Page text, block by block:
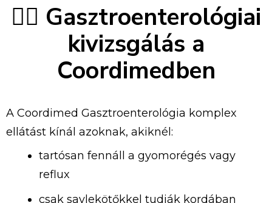
👨‍⚕️ Gasztroenterológiai
kivizsgálás a
Coordimedben
A Coordimed Gasztroenterológia komplex
ellátást kínál azoknak, akiknél:
tartósan fennáll a gyomorégés vagy
reflux
csak savlekötőkkel tudják kordában